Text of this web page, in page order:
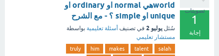
تصويتات
1
إجابة
worldهي normal او ordinary او
unique او simple ؟ - مع الشرح
سُئل يوليو 2 في تصنيف أسئلة تعليمية بواسطة
مستشار تعليمي
salah
talent
makes
him
truly